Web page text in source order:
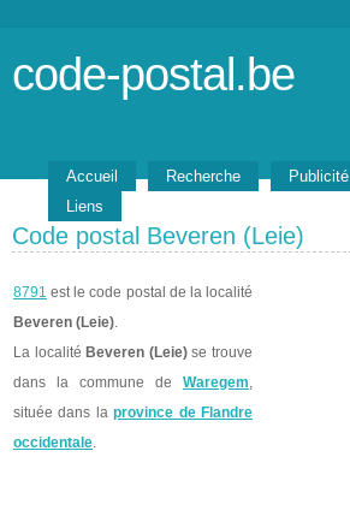
code-postal.be
Accueil Recherche Publicité
Liens
Code postal Beveren (Leie)
8791 est le code postal de la localité
Beveren (Leie).
La localité Beveren (Leie)se trouve
dans la commune de Waregem,
située dans laprovince de Flandre
occidentale.